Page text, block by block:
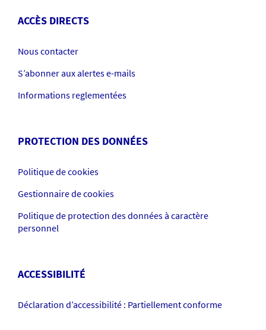
ACCÈS DIRECTS
Nous contacter
S’abonner aux alertes e-mails
Informations reglementées
PROTECTION DES DONNÉES
Politique de cookies
Gestionnaire de cookies
Politique de protection des données à caractère
personnel
ACCESSIBILITÉ
Déclaration d’accessibilité : Partiellement conforme